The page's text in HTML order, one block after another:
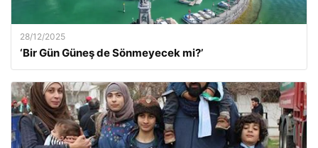
28/12/2025
‘Bir Gün Güneş de Sönmeyecek mi?’